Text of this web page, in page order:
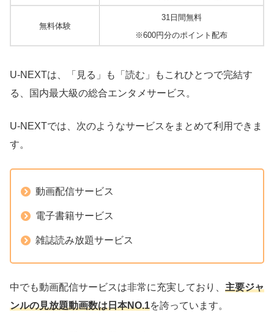
無料体験
31日間無料
※600円分のポイント配布
U-NEXTは、「見る」も「読む」もこれひとつで完結す
る、国内最大級の総合エンタメサービス。
U-NEXTでは、次のようなサービスをまとめて利用できま
す。
動画配信サービス
電子書籍サービス
雑誌読み放題サービス
中でも動画配信サービスは非常に充実しており、 主要ジャ
ンルの見放題動画数は日本NO.1を誇っています。